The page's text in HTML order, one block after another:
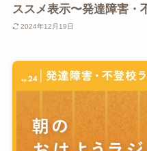
ススメ表示〜発達障害・
2024年12月19日